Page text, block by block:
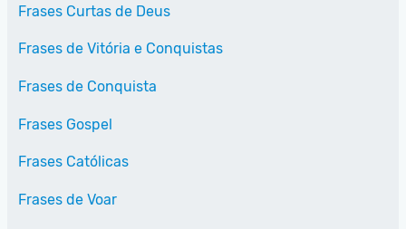
Frases Curtas de Deus
Frases de Vitória e Conquistas
Frases de Conquista
Frases Gospel
Frases Católicas
Frases de Voar